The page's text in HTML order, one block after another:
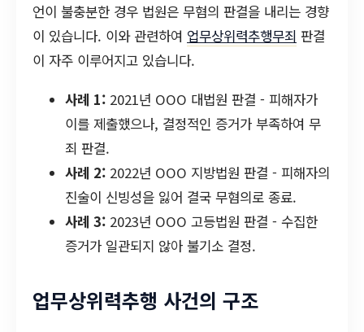
언이 불충분한 경우 법원은 무혐의 판결을 내리는 경향
이 있습니다. 이와 관련하여 업무상위력추행무죄 판결
이 자주 이루어지고 있습니다.
사례 1: 2021년 OOO 대법원 판결 - 피해자가
이를 제출했으나, 결정적인 증거가 부족하여 무
죄 판결.
사례 2: 2022년 OOO 지방법원 판결 - 피해자의
진술이 신빙성을 잃어 결국 무혐의로 종료.
사례 3: 2023년 OOO 고등법원 판결 - 수집한
증거가 일관되지 않아 불기소 결정.
업무상위력추행 사건의 구조